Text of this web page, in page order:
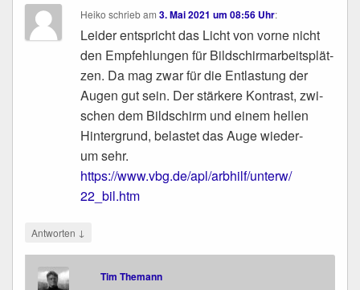
Heiko schriebam3. Mai 2021 um 08:56 Uhr:
Lei­der ent­spricht das Licht von vor­ne nicht
den Emp­feh­lun­gen für Bild­schirm­ar­beits­plät­
zen. Da mag zwar für die Ent­las­tung der
Augen gut sein. Der stär­ke­re Kon­trast, zwi­
schen dem Bild­schirm und einem hel­len
Hin­ter­grund, belas­tet das Auge wie­der­
um sehr.
https://​www​.vbg​.de/​a​p​l​/​a​r​b​h​i​l​f​/​u​n​t​e​r​w​/​
22_bil.htm
Antworten ↓
Tim Themann